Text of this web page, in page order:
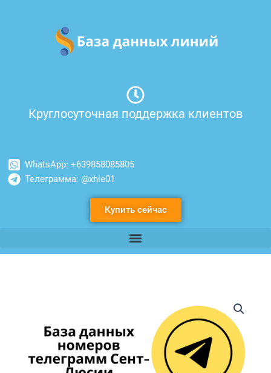
содержимому
Круглосуточная поддержка клиентов
WhatsApp: +639858085805
Телеграмма: @xhie01
Купить сейчас
телеграмм
Сент-